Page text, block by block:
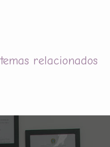
relacionados